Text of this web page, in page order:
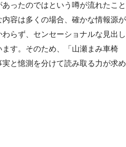
ったのではという噂が流れたこと
容は多くの場合、確かな情報源が
らず、センセーショナルな見出し
す。そのため、「山瀬まみ車椅
と憶測を分けて読み取る力が求め